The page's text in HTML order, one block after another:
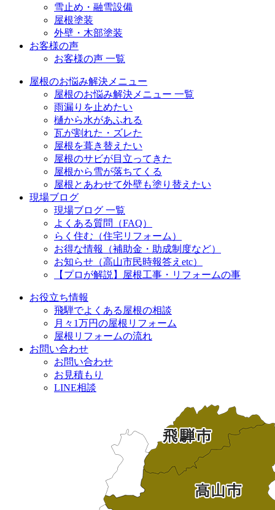
雪止め・融雪設備
屋根塗装
外壁・木部塗装
お客様の声
お客様の声 一覧
屋根のお悩み解決メニュー
屋根のお悩み解決メニュー 一覧
雨漏りを止めたい
樋から水があふれる
瓦が割れた・ズレた
屋根を葺き替えたい
屋根のサビが目立ってきた
屋根から雪が落ちてくる
屋根とあわせて外壁も塗り替えたい
現場ブログ
現場ブログ 一覧
よくある質問（FAQ）
らく住む（住宅リフォーム）
お得な情報（補助金・助成制度など）
お知らせ（高山市民時報答えetc）
【プロが解説】屋根工事・リフォームの事
お役立ち情報
飛騨でよくある屋根の相談
月々1万円の屋根リフォーム
屋根リフォームの流れ
お問い合わせ
お問い合わせ
お見積もり
LINE相談